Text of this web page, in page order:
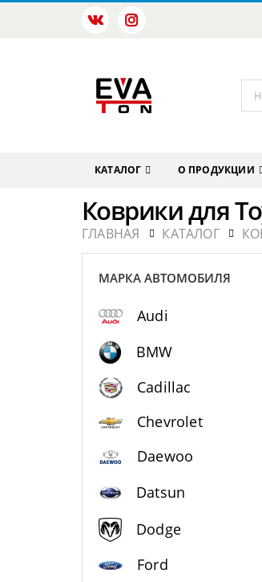
КАТАЛОГ О ПРОДУКЦИИ
Коврики для
ГЛАВНАЯ КАТАЛОГ
МАРКА АВТОМОБИЛЯ
Audi
BMW
Cadillac
Chevrolet
Daewoo
Datsun
Dodge
Ford